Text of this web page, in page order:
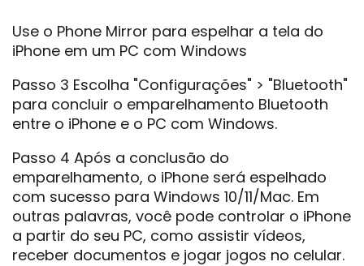
Use o Phone Mirror para espelhar a tela do
iPhone em um PC com Windows
Passo 3 Escolha "Configurações" > "Bluetooth"
para concluir o emparelhamento Bluetooth
entre o iPhone e o PC com Windows.
Passo 4 Após a conclusão do
emparelhamento, o iPhone será espelhado
com sucesso para Windows 10/11/Mac. Em
outras palavras, você pode controlar o iPhone
a partir do seu PC, como assistir vídeos,
receber documentos e jogar jogos no celular.